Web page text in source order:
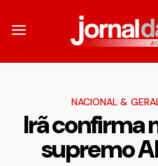
NACIONAL &
Irã confirma
supremo